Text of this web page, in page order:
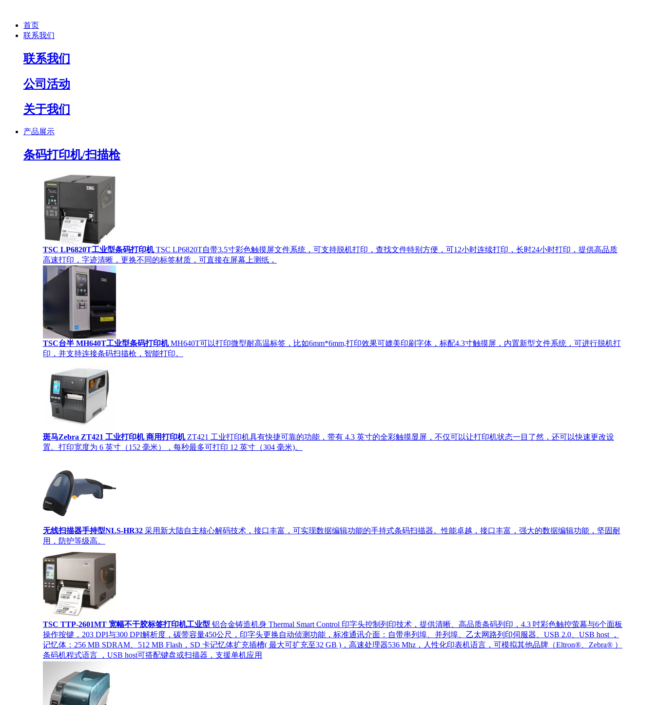
首页
联系我们
联系我们
公司活动
关于我们
产品展示
条码打印机/扫描枪
TSC LP6820T工业型条码打印机 TSC LP6820T自带3.5寸彩色触摸屏文件系统，可支持脱机打印，查找文件特别方便，可12小时连续打印，长时24小时打印，提供高品质
高速打印，字迹清晰，更换不同的标签材质，可直接在屏幕上测纸，
TSC台半 MH640T工业型条码打印机 MH640T可以打印微型耐高温标签，比如6mm*6mm,打印效果可媲美印刷字体，标配4.3寸触摸屏，内置新型文件系统，可进行脱机打
印，并支持连接条码扫描枪，智能打印。
斑马Zebra ZT421 工业打印机 商用打印机 ZT421 工业打印机具有快捷可靠的功能，带有 4.3 英寸的全彩触摸显屏，不仅可以让打印机状态一目了然，还可以快速更改设
置。打印宽度为 6 英寸（152 毫米），每秒最多可打印 12 英寸（304 毫米)。
无线扫描器手持型NLS-HR32 采用新大陆自主核心解码技术，接口丰富，可实现数据编辑功能的手持式条码扫描器。性能卓越，接口丰富，强大的数据编辑功能，坚固耐
用，防护等级高。
TSC TTP-2601MT 宽幅不干胶标签打印机工业型 铝合金铸造机身 Thermal Smart Control 印字头控制列印技术，提供清晰、高品质条码列印，4.3 吋彩色触控萤幕与6个面板
操作按键，203 DPI与300 DPI解析度，碳带容量450公尺，印字头更换自动侦测功能，标准通讯介面：自带串列埠、并列埠、乙太网路列印伺服器、USB 2.0、USB host ，
记忆体：256 MB SDRAM、512 MB Flash，SD 卡记忆体扩充插槽( 最大可扩充至32 GB )，高速处理器536 Mhz，人性化印表机语言，可模拟其他品牌（Eltron®、Zebra® ）
条码机程式语言 ，USB host可搭配键盘或扫描器，支援单机应用